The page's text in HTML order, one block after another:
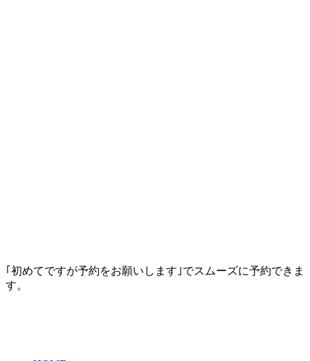
｢初めてですが予約をお願いします｣でスムーズに予約できま
す。